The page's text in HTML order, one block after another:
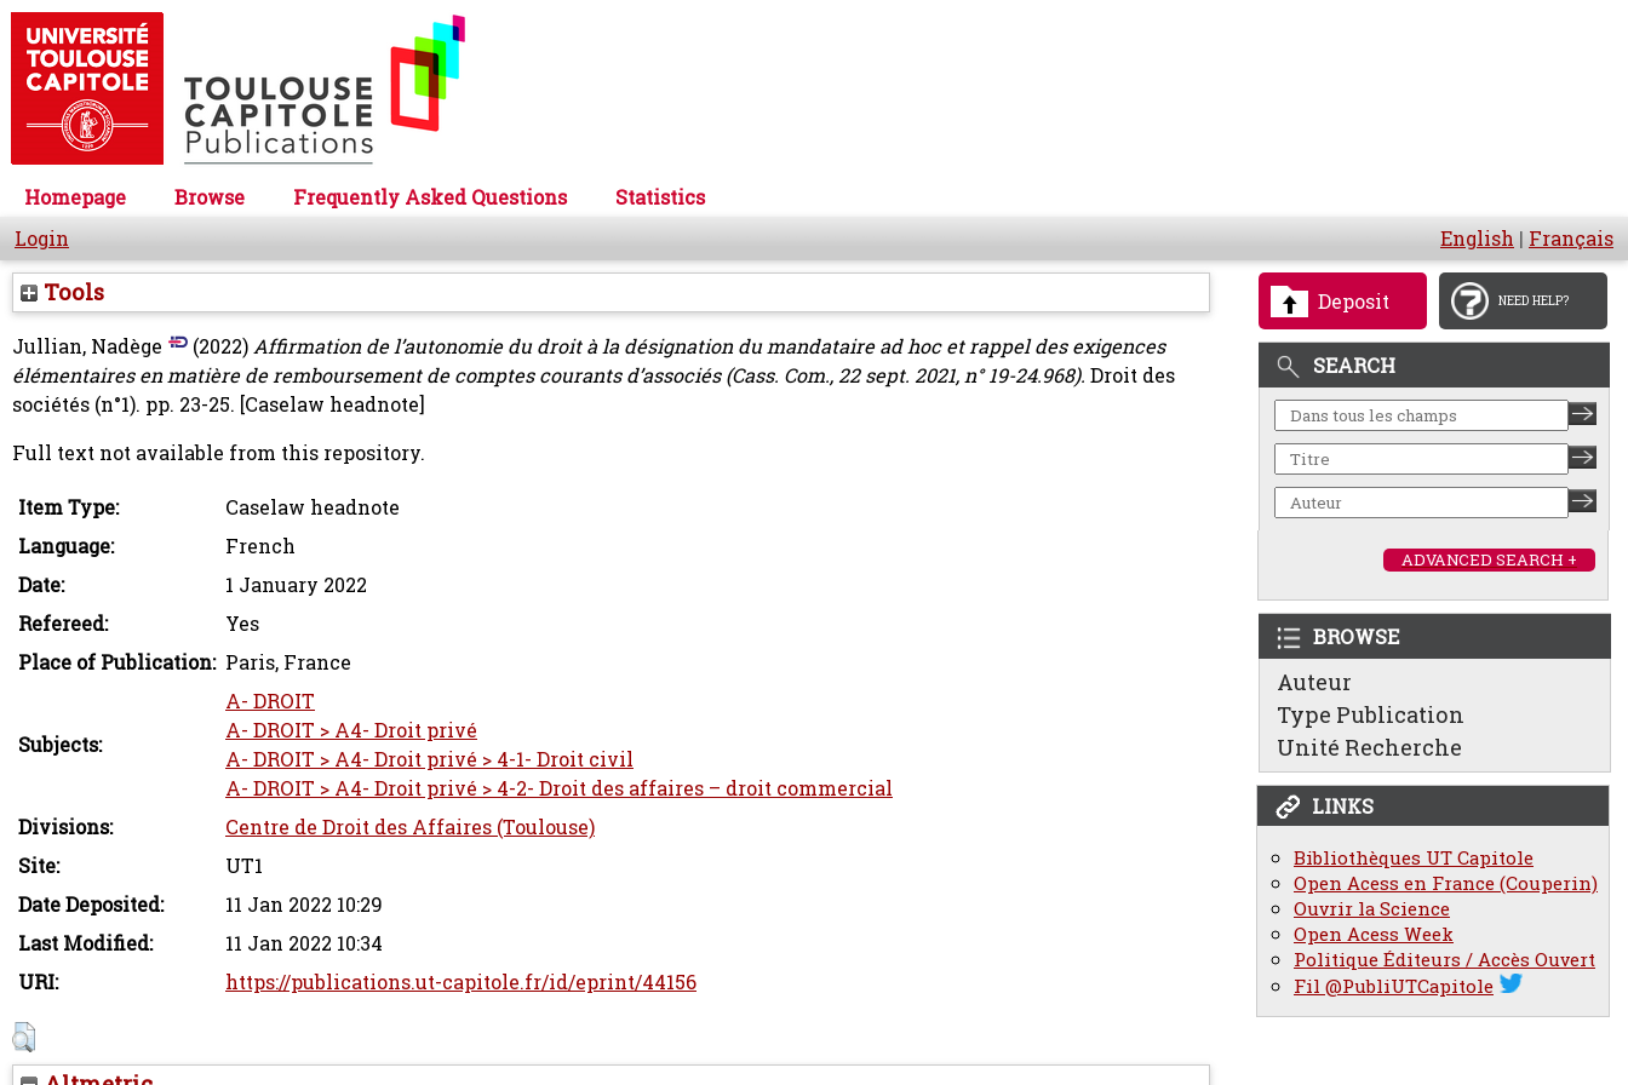
Homepage Browse Frequently Asked Questions
Statistics
Login
English | Français
Deposit NEED HELP?
SEARCH
ADVANCED SEARCH +
BROWSE
Auteur
Type Publication
Unité Recherche
LINKS
Bibliothèques UT Capitole
Open Acess en France (Couperin)
Ouvrir la Science
Open Acess Week
Politique Éditeurs / Accès Ouvert
Fil @PubliUTCapitole
Tools
Jullian, Nadège (2022)Affirmation de l’autonomie du droit à la désignation du mandataire ad hoc et rappel des exigences
élémentaires en matière de remboursement de comptes courants d’associés (Cass. Com., 22 sept. 2021, n° 19-24.968). Droit des
sociétés (n°1). pp. 23-25. [Caselaw headnote]
Full text not available from this repository.
Item Type:
Caselaw headnote
Language:
French
Date:
1 January 2022
Refereed:
Yes
Place of Publication: Paris, France
Subjects:
A- DROIT
A- DROIT > A4- Droit privé
A- DROIT > A4- Droit privé > 4-1- Droit civil
A- DROIT > A4- Droit privé > 4-2- Droit des affaires – droit commercial
Divisions:
Centre de Droit des Affaires (Toulouse)
Site:
UT1
Date Deposited:
11 Jan 2022 10:29
Last Modified:
11 Jan 2022 10:34
URI:
https://publications.ut-capitole.fr/id/eprint/44156